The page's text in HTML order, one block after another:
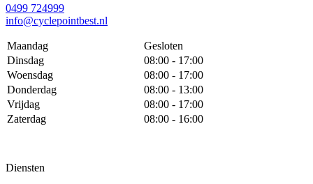
0499 724999
info@cyclepointbest.nl
Maandag
Gesloten
Dinsdag
08:00 - 17:00
Woensdag
08:00 - 17:00
Donderdag
08:00 - 13:00
Vrijdag
08:00 - 17:00
Zaterdag
08:00 - 16:00
Diensten